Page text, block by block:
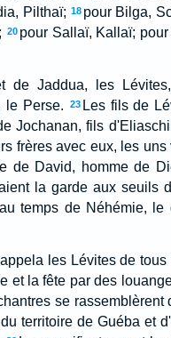
Pilthaï; 18 pour Bilga,
20 pour Sallaï, Kallaï; pour
de Jaddua, les
le Perse.
23 Les fils de
Jochanan, fils
frères avec eux, les
de David, homme de
la garde aux seuils
temps de Néhémie, le
les Lévites de
et la fête par des
se
territoire de Guéba et